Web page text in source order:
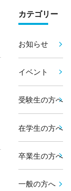
カテゴリー
お知らせ
イベント
受験生の方へ
在学生の方へ
卒業生の方へ
一般の方へ